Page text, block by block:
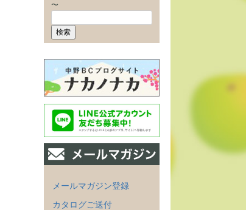
〜
検索
メールマガジン登録
カタログご送付